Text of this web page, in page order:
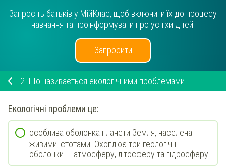
Запросіть батьків у МійКлас, щоб включити їх до процесу
навчання та проінформувати про успіхи дітей.
Запросити
2. Що називається екологічними проблемами
Екологічні проблеми це:
особлива оболонка планети Земля, населена
живими істотами. Охоплює три геологічні
оболонки — атмосферу, літосферу та гідросферу